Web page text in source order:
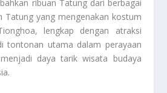
ribuan Tatung dari berbagai
Tatung yang mengenakan kostum
lengkap dengan atraksi
tontonan utama dalam perayaan
daya tarik wisata budaya